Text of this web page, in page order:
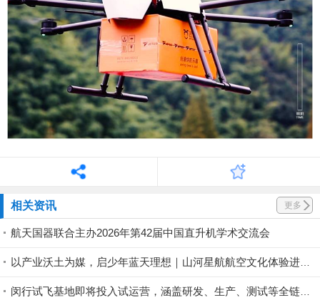
相关资讯 更多
航天国器联合主办2026年第42届中国直升机学术交流会